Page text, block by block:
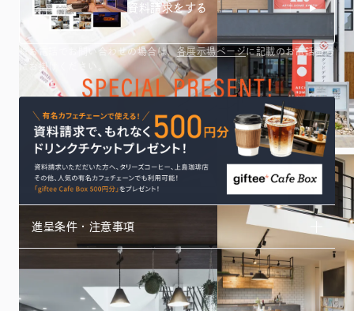
資料請求をする
※お電話でお問い合わせの場合は、各展示場ページに記載のお電話番号
にお掛けください。
進呈条件・注意事項